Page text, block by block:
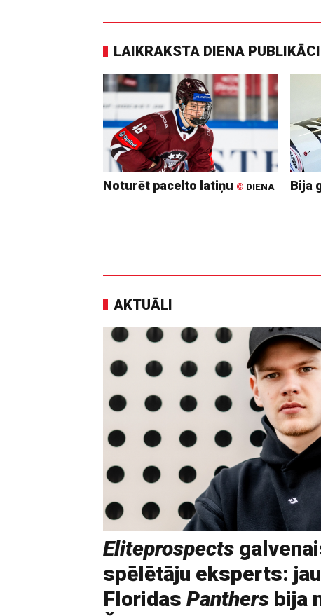
LAIKRAKSTA DIENA
Noturēt pacelto latiņu © DIENA Bija
AKTUĀLI
Eliteprospects
spēlētāju eksperts:
Floridas Panthers bija